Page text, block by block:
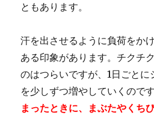
ともあります。
汗を出させるように負荷をか
ある印象があります。チクチ
のはつらいですが、1日ごと
を少しずつ増やしていくのです
まったときに、まぶたやくち